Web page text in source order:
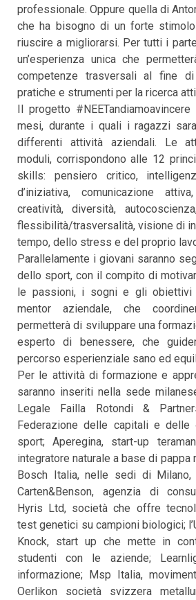
professionale. Oppure quella di
che ha bisogno di un forte
riuscire a migliorarsi. Per tutti i
un’esperienza unica che
competenze trasversali al fine di
pratiche e strumenti per la ricerca
Il progetto
mesi, durante i quali i ragazzi
differenti attività aziendali. Le
moduli, corrispondono alle 12
skills: pensiero critico,
d’iniziativa, comunicazione
creatività, diversità,
flessibilità/trasversalità, visione di
tempo, dello stress e del proprio
Parallelamente i giovani saranno
dello sport, con il compito di
le passioni, i sogni e gli obiettivi
mentor aziendale, che
permetterà di sviluppare una
esperto di benessere, che
percorso esperienziale sano ed
Per le attività di formazione e
saranno inseriti nella sede
Legale Failla Rotondi &
Federazione delle capitali e delle
sport; Aperegina, start-up
integratore naturale a base di
Bosch Italia, nelle sedi di Milano,
Carten&Benson, agenzia di
Hyris Ltd, società che offre
test genetici su campioni biologici;
Knock, start up che mette in
studenti con le aziende;
informazione; Msp Italia,
Oerlikon società svizzera